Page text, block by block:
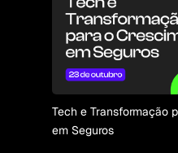
Tech e Transformação
em Seguros